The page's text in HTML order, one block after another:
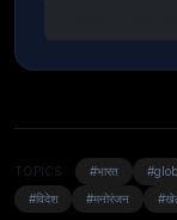
TOPICS: #भारत
#विदेश
#मनोरंजन